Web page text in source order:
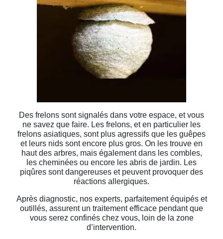
Des frelons sont signalés dans votre espace, et vous
ne savez que faire. Les frelons, et en particulier les
frelons asiatiques, sont plus agressifs que les guêpes
et leurs nids sont encore plus gros. On les trouve en
haut des arbres, mais également dans les combles,
les cheminées ou encore les abris de jardin. Les
piqûres sont dangereuses et peuvent provoquer des
réactions allergiques.
Après diagnostic, nos experts, parfaitement équipés et
outillés, assurent un traitement efficace pendant que
vous serez confinés chez vous, loin de la zone
d’intervention.